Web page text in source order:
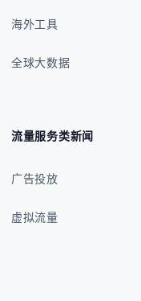
海外工具
全球大数据
流量服务类新闻
广告投放
虚拟流量